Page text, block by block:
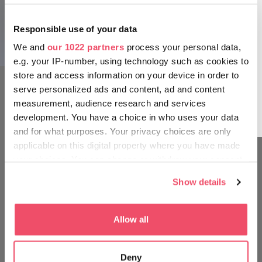
Responsible use of your data
We and our 1022 partners process your personal data,
e.g. your IP-number, using technology such as cookies to
store and access information on your device in order to
serve personalized ads and content, ad and content
measurement, audience research and services
development. You have a choice in who uses your data
and for what purposes. Your privacy choices are only
applicable on this digital property where you have made
If you allow, we would also like to:
which can be accurate to within several meters
Identify your device by actively scanning it for
Show details
Allow all
Deny
‎¡MUÉVETE EN TU ENTORNO